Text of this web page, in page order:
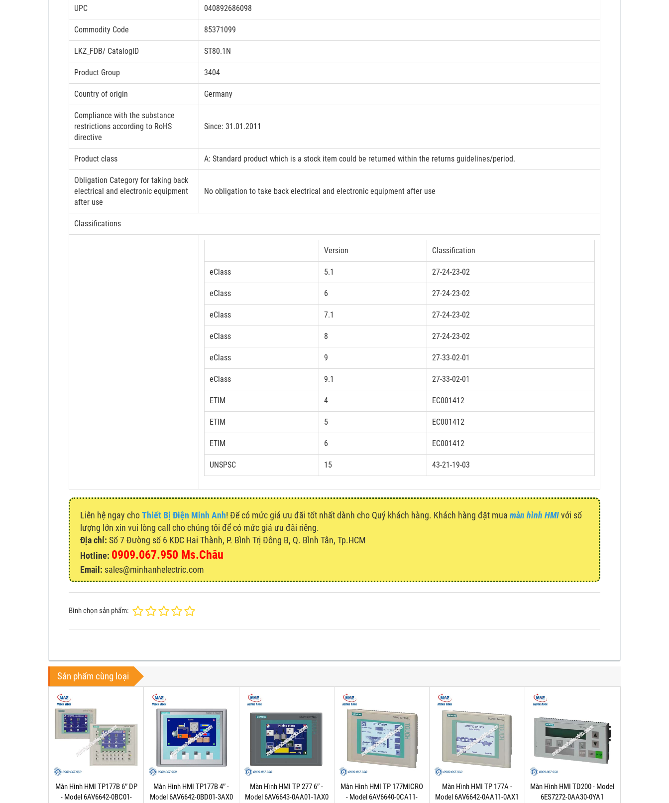
UPC 040892686098
Commodity Code 85371099
LKZ_FDB/ CatalogID ST80.1N
Product Group 3404
Country of origin Germany
Compliance with the substance
restrictions according to RoHS
directive
Since: 31.01.2011
Product class A: Standard product which is a stock item could be returned within the returns guidelines/period.
Obligation Category for taking back
electrical and electronic equipment
after use
No obligation to take back electrical and electronic equipment after use
Classifications
Version Classification
eClass 5.1 27-24-23-02
eClass 6 27-24-23-02
eClass 7.1 27-24-23-02
eClass 8 27-24-23-02
eClass 9 27-33-02-01
eClass 9.1 27-33-02-01
ETIM 4 EC001412
ETIM 5 EC001412
ETIM 6 EC001412
UNSPSC 15 43-21-19-03
Liên hệ ngay choThiết Bị Điện Minh Anh! Để có mức giá ưu đãi tốt nhất dành cho Quý khách hàng. Khách hàng đặt mua màn hình HMIvới số
lượng lớn xin vui lòng call cho chúng tôi để có mức giá ưu đãi riêng.
Địa chỉ: Số 7 Đường số 6 KDC Hai Thành, P. Bình Trị Đông B, Q. Bình Tân, Tp.HCM
Hotline: 0909.067.950 Ms.Châu
Email: sales@minhanhelectric.com
Bình chọn sản phẩm:
Sản phẩm cùng loại
Màn Hình HMI TP177B 6″ DP
- Model 6AV6642-0BC01-
Màn Hình HMI TP177B 4″ -
Model 6AV6642-0BD01-3AX0
Màn Hình HMI TP 277 6″ -
Model 6AV6643-0AA01-1AX0
Màn Hình HMI TP 177MICRO
- Model 6AV6640-0CA11-
Màn Hình HMI TP 177A -
Model 6AV6642-0AA11-0AX1
Màn Hình HMI TD200 - Model
6ES7272-0AA30-0YA1